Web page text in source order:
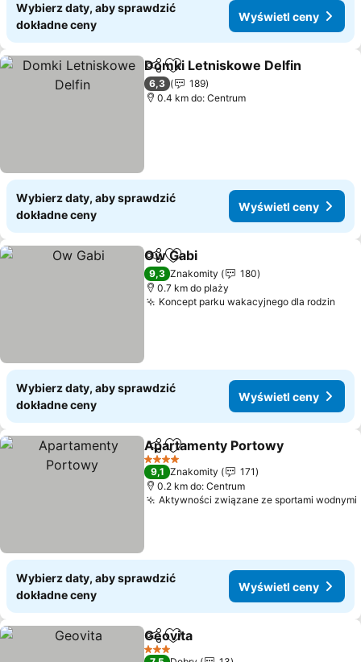
Wybierz daty, aby sprawdzić
dokładne ceny
Wyświetl ceny
Udostępnij
Dodaj do ulubionych
Domki Letniskowe Delfin
6,3
189
0.4 km do: Centrum
Wybierz daty, aby sprawdzić
dokładne ceny
Wyświetl ceny
UdostępnijDodaj do ulubionych
Ow Gabi
9,3 Znakomity
180
0.7 km do plaży
Koncept parku wakacyjnego dla rodzin
Wybierz daty, aby sprawdzić
dokładne ceny
Wyświetl ceny
Udostępnij
Dodaj do ulubionych
Apartamenty Portowy
4 Kategoria
9,1 Znakomity
171
0.2 km do: Centrum
Aktywności związane ze sportami wodnymi
Wybierz daty, aby sprawdzić
dokładne ceny
Wyświetl ceny
UdostępnijDodaj do ulubionych
Geovita
3 Kategoria